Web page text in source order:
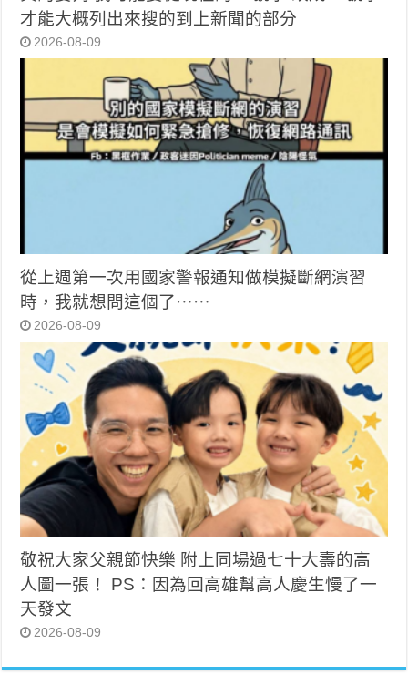
才能大概列出來搜的到上新聞的部分
2026-08-09
從上週第一次用國家警報通知做模擬斷網演習
時，我就想問這個了⋯⋯
2026-08-09
敬祝大家父親節快樂 附上同場過七十大壽的高
人圖一張！ PS：因為回高雄幫高人慶生慢了一
天發文
2026-08-09